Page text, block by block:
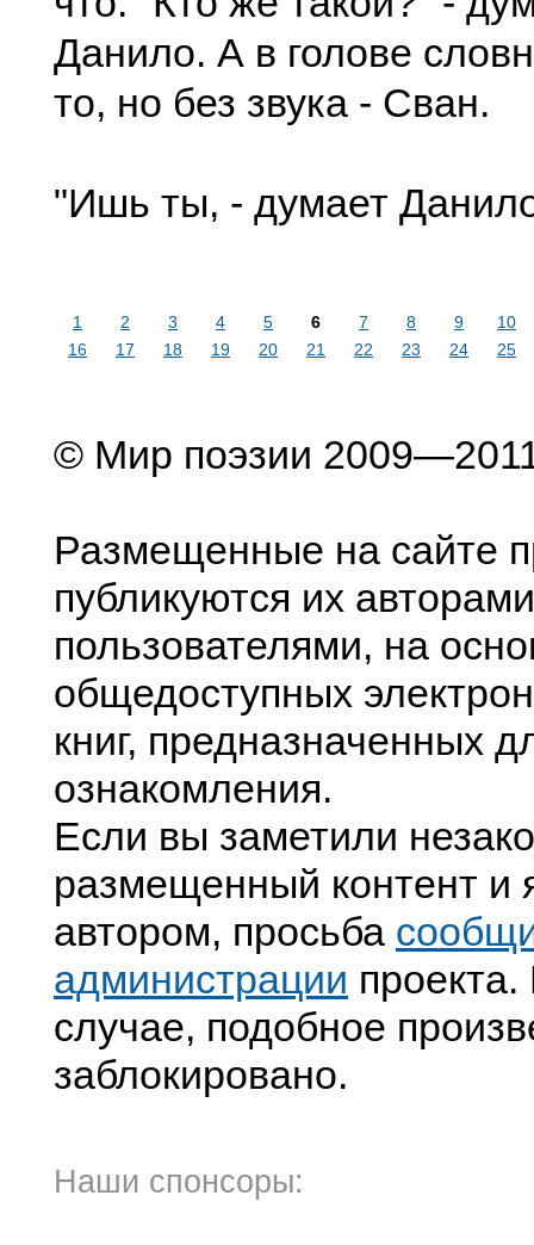
Данило. А в голове
то, но без звука - Сван.
"Ишь ты, - думает
1 2 3 4 5 6 7 8 9
10
16
17 18 19 20 21 22 23 24 25
© Мир поэзии
Размещенные на сайте
публикуются их
пользователями, на
общедоступных
книг, предназначенных
ознакомления.
Если вы заметили
размещенный контент и
автором, просьба
администрации
случае, подобное
заблокировано.
Наши спонсоры: